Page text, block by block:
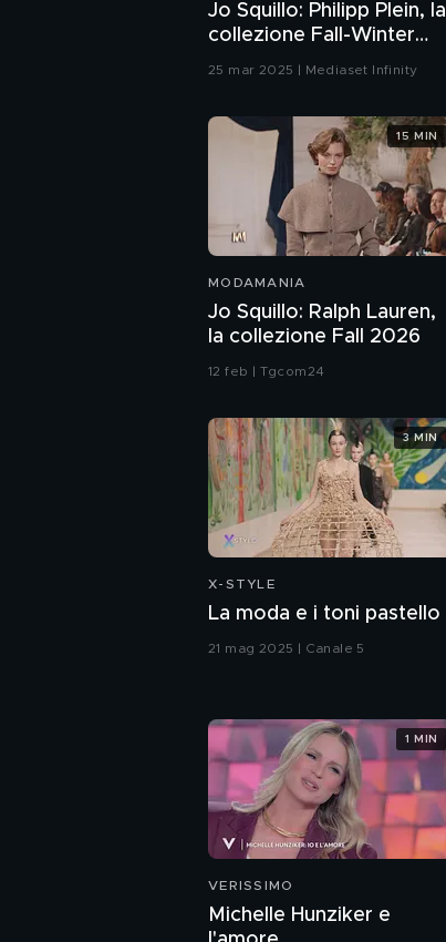
Jo Squillo: Philipp Plein, la
collezione Fall-Winter
25 mar 2025 | Mediaset Infinity
MODAMANIA
Jo Squillo: Ralph Lauren,
la collezione Fall 2026
12 feb | Tgcom24
15 MIN
X-STYLE
La moda e i toni pastello
21 mag 2025 | Canale 5
3 MIN
VERISSIMO
Michelle Hunziker e
1 MIN